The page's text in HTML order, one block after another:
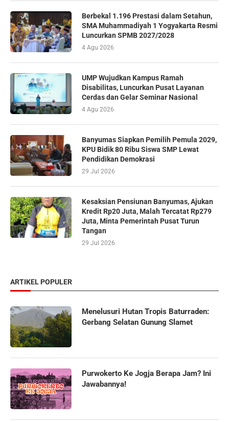
Berbekal 1.196 Prestasi dalam Setahun,
SMA Muhammadiyah 1 Yogyakarta Resmi
Luncurkan SPMB 2027/2028
4 Agu 2026
UMP Wujudkan Kampus Ramah
Disabilitas, Luncurkan Pusat Layanan
Cerdas dan Gelar Seminar Nasional
4 Agu 2026
Banyumas Siapkan Pemilih Pemula 2029,
KPU Bidik 80 Ribu Siswa SMP Lewat
Pendidikan Demokrasi
29 Jul 2026
Kesaksian Pensiunan Banyumas, Ajukan
Kredit Rp20 Juta, Malah Tercatat Rp279
Juta, Minta Pemerintah Pusat Turun
Tangan
29 Jul 2026
ARTIKEL POPULER
Menelusuri Hutan Tropis Baturraden:
Gerbang Selatan Gunung Slamet
Purwokerto Ke Jogja Berapa Jam? Ini
Jawabannya!